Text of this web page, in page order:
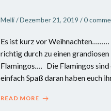
Melli/Dezember 21, 2019 /0
Es ist kurz vor Weihnachten………
richtig durch zu einen
Flamingos…. Die Flamingos
einfach Spaß daran haben euch
READ MORE